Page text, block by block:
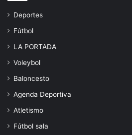
Deportes
Fútbol
LA PORTADA
Voleybol
Baloncesto
Agenda Deportiva
Atletismo
Fútbol sala